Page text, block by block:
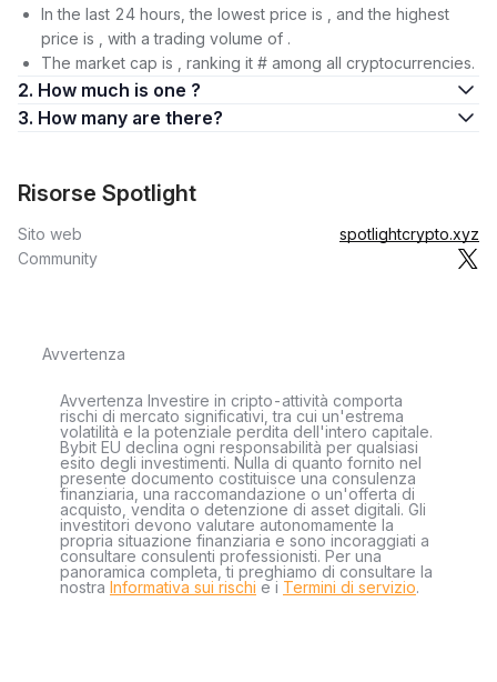
In the last 24 hours, the lowest price is , and the highest
price is , with a trading volume of .
The market cap is , ranking it # among all cryptocurrencies.
2. How much is one ?
3. How many are there?
Risorse Spotlight
Sito web
spotlightcrypto.xyz
Community
Avvertenza
Avvertenza Investire in cripto-attività comporta
rischi di mercato significativi, tra cui un'estrema
volatilità e la potenziale perdita dell'intero capitale.
Bybit EU declina ogni responsabilità per qualsiasi
esito degli investimenti. Nulla di quanto fornito nel
presente documento costituisce una consulenza
finanziaria, una raccomandazione o un'offerta di
acquisto, vendita o detenzione di asset digitali. Gli
investitori devono valutare autonomamente la
propria situazione finanziaria e sono incoraggiati a
consultare consulenti professionisti. Per una
panoramica completa, ti preghiamo di consultare la
nostra Informativa sui rischi e i Termini di servizio.